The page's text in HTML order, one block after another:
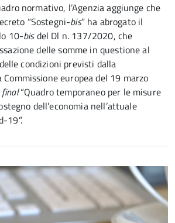
normativo, l’Agenzia aggiunge che
“Sostegni-bis” ha abrogato il
10-bisdel Dl n. 137/2020, che
delle somme in questione al
condizioni previsti dalla
europea del 19 marzo
final“Quadro temporaneo per le misure
dell’economia nell’attuale
19”.